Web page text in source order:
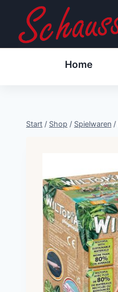
springen
Home
Start / Shop / Spielwaren /